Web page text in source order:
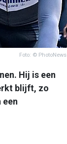
Foto: © PhotoNews
Hij is een
blijft, zo
een